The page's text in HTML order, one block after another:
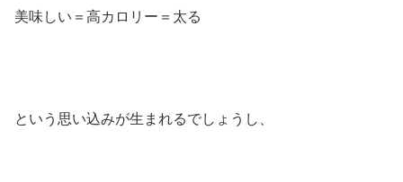
美味しい＝高カロリー＝太る
という思い込みが生まれるでしょうし、